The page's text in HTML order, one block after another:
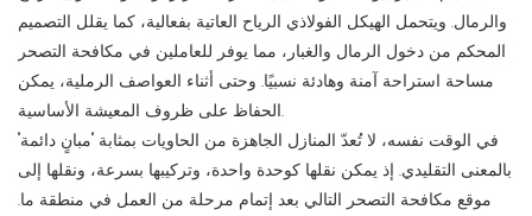
والرمال. ويتحمل الهيكل الفولاذي الرياح العاتية بفعالية، كما يقلل التصميم
المحكم من دخول الرمال والغبار، مما يوفر للعاملين في مكافحة التصحر
مساحة استراحة آمنة وهادئة نسبيًا. وحتى أثناء العواصف الرملية، يمكن
الحفاظ على ظروف المعيشة الأساسية.
في الوقت نفسه، لا تُعدّ المنازل الجاهزة من الحاويات بمثابة "مبانٍ دائمة"
بالمعنى التقليدي. إذ يمكن نقلها كوحدة واحدة، وتركيبها بسرعة، ونقلها إلى
موقع مكافحة التصحر التالي بعد إتمام مرحلة من العمل في منطقة ما.